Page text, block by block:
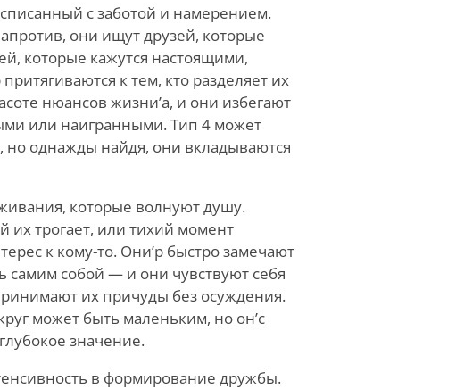
с заботой и намерением.
они ищут друзей, которые
которые кажутся настоящими,
притягиваются к тем, кто разделяет их
нюансов жизни’а, и они избегают
или наигранными. Тип 4 может
но однажды найдя, они вкладываются
которые волнуют душу.
их трогает, или тихий момент
к кому-то. Они’р быстро замечают
самим собой — и они чувствуют себя
их причуды без осуждения.
может быть маленьким, но он’с
значение.
в формирование дружбы.